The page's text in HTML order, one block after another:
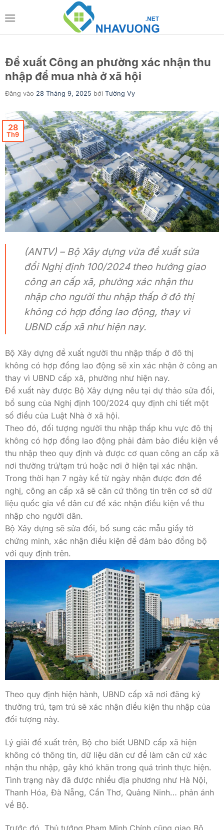
qua
Đề xuất Công an phường xác nhận thu
nhập để mua nhà ở xã hội
Đăng vào 28 Tháng 9, 2025 bởi Tường Vy
28
Th9
(ANTV) – Bộ Xây dựng vừa đề xuất sửa
đổi Nghị định 100/2024 theo hướng giao
công an cấp xã, phường xác nhận thu
nhập cho người thu nhập thấp ở đô thị
không có hợp đồng lao động, thay vì
UBND cấp xã như hiện nay.
Bộ Xây dựng đề xuất người thu nhập thấp ở đô thị
không có hợp đồng lao động sẽ xin xác nhận ở công an
thay vì UBND cấp xã, phường như hiện nay.
Đề xuất này được Bộ Xây dựng nêu tại dự thảo sửa đổi,
bổ sung của Nghị định 100/2024 quy định chi tiết một
số điều của Luật Nhà ở xã hội.
Theo đó, đối tượng người thu nhập thấp khu vực đô thị
không có hợp đồng lao động phải đảm bảo điều kiện về
thu nhập theo quy định và được cơ quan công an cấp xã
nơi thường trú/tạm trú hoặc nơi ở hiện tại xác nhận.
Trong thời hạn 7 ngày kể từ ngày nhận được đơn đề
nghị, công an cấp xã sẽ căn cứ thông tin trên cơ sở dữ
liệu quốc gia về dân cư để xác nhận điều kiện về thu
nhập cho người dân.
Bộ Xây dựng sẽ sửa đổi, bổ sung các mẫu giấy tờ
chứng minh, xác nhận điều kiện để đảm bảo đồng bộ
với quy định trên.
Theo quy định hiện hành, UBND cấp xã nơi đăng ký
thường trú, tạm trú sẽ xác nhận điều kiện thu nhập của
đối tượng này.
Lý giải đề xuất trên, Bộ cho biết UBND cấp xã hiện
không có thông tin, dữ liệu dân cư để làm căn cứ xác
nhận thu nhập, gây khó khăn trong quá trình thực hiện.
Tình trạng này đã được nhiều địa phương như Hà Nội,
Thanh Hóa, Đà Nẵng, Cần Thơ, Quảng Ninh… phản ánh
về Bộ.